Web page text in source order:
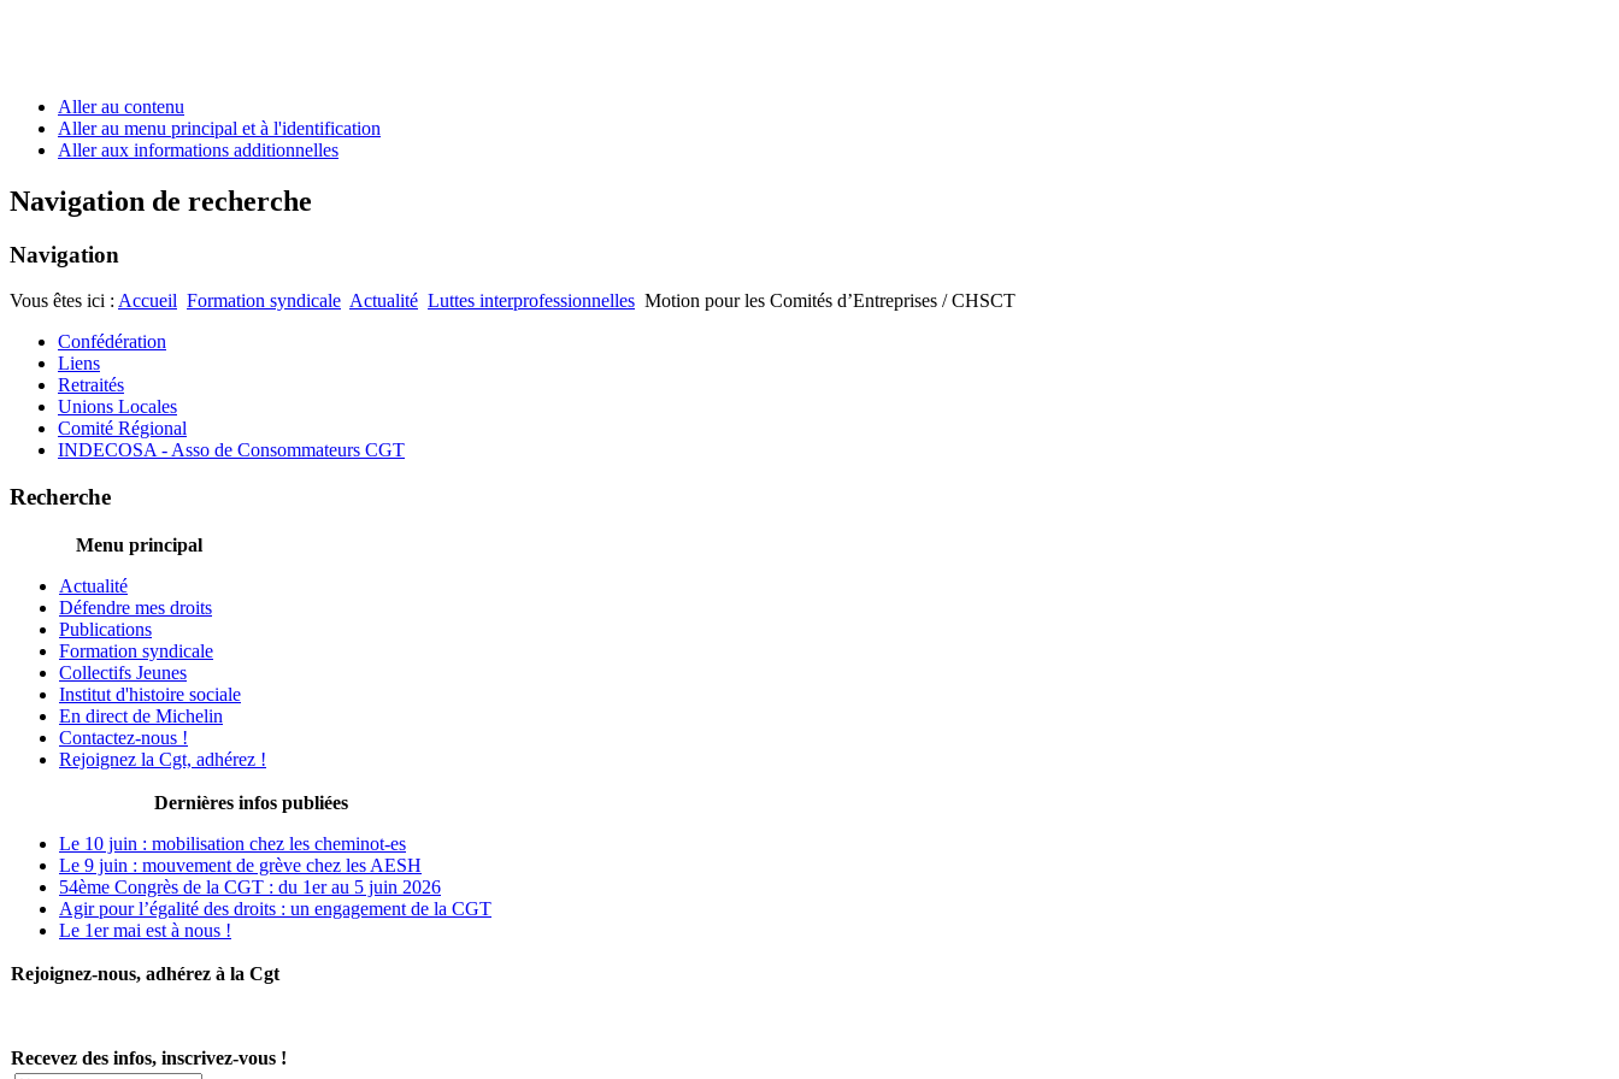
Aller au contenu
Aller au menu principal et à l'identification
Aller aux informations additionnelles
Navigation de recherche
Navigation
Vous êtes ici : Accueil Formation syndicale Actualité Luttes interprofessionnelles Motion pour les Comités d’Entreprises / CHSCT
Confédération
Liens
Retraités
Unions Locales
Comité Régional
INDECOSA - Asso de Consommateurs CGT
Recherche
Menu principal
Actualité
Défendre mes droits
Publications
Formation syndicale
Collectifs Jeunes
Institut d'histoire sociale
En direct de Michelin
Contactez-nous !
Rejoignez la Cgt, adhérez !
Dernières infos publiées
Le 10 juin : mobilisation chez les cheminot-es
Le 9 juin : mouvement de grève chez les AESH
54ème Congrès de la CGT : du 1er au 5 juin 2026
Agir pour l’égalité des droits : un engagement de la CGT
Le 1er mai est à nous !
Rejoignez-nous, adhérez à la Cgt
Recevez des infos, inscrivez-vous !